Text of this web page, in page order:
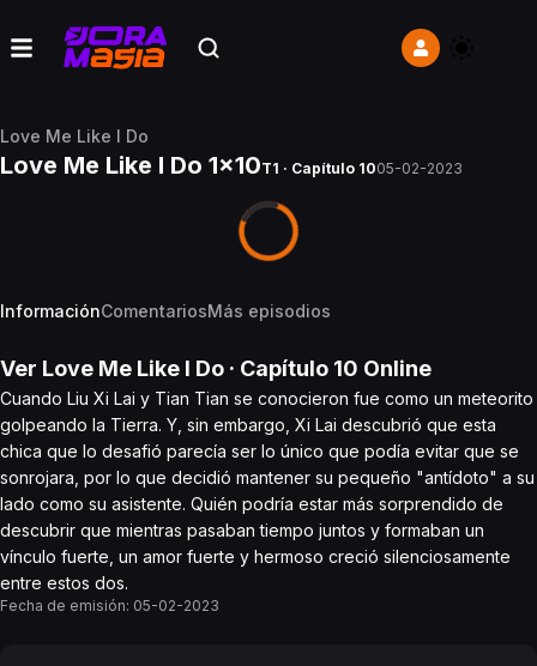
Love Me Like I Do
Love Me Like I Do 1x10T1 · Capítulo 1005-02-2023
InformaciónComentariosMás episodios
Ver Love Me Like I Do · Capítulo 10 Online
Cuando Liu Xi Lai y Tian Tian se conocieron fue como un meteorito
golpeando la Tierra. Y, sin embargo, Xi Lai descubrió que esta
chica que lo desafió parecía ser lo único que podía evitar que se
sonrojara, por lo que decidió mantener su pequeño "antídoto" a su
lado como su asistente. Quién podría estar más sorprendido de
descubrir que mientras pasaban tiempo juntos y formaban un
vínculo fuerte, un amor fuerte y hermoso creció silenciosamente
entre estos dos.
Fecha de emisión: 05-02-2023